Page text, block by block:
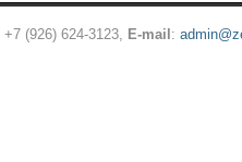
+7 (926) 624-3123, E-mail :